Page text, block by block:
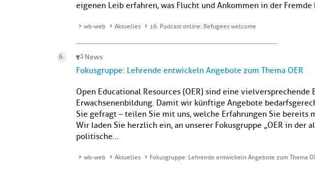
eigenen Leib erfahren, was Flucht und Ankommen in der Fremde
wb-web Aktuelles 16. Podcast online: Refugees welcome
News
Fokusgruppe: Lehrende entwickeln Angebote zum Thema OER
Open Educational Resources (OER) sind eine vielversprechende
Erwachsenenbildung. Damit wir künftige Angebote
Sie gefragt – teilen Sie mit uns, welche Erfahrungen Sie bereits
Wir laden Sie herzlich ein, an unserer Fokusgruppe „OER in der
politische...
wb-web Aktuelles Fokusgruppe: Lehrende entwickeln Angebote zum Thema